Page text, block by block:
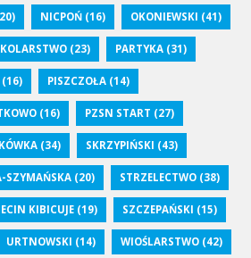
NICPOŃ (16) OKONIEWSKI (41)
(23) PARTYKA (31)
(16) PISZCZOŁA (14)
(16) PZSN START (27)
(34) SKRZYPIŃSKI (43)
SZYMAŃSKA (20) STRZELECTWO (38)
KIBICUJE (19) SZCZEPAŃSKI (15)
URTNOWSKI (14) WIOŚLARSTWO (42)